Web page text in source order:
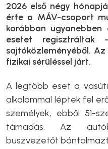
2026 első négy
érte a MÁV-csoport
korábban ugyanebben
esetet
sajtóközleményéből.
fizikai sérüléssel járt.
A legtöbb eset a
alkalommal léptek fel
személyek, ebből 51-
támadás. Az
buszvezetőt